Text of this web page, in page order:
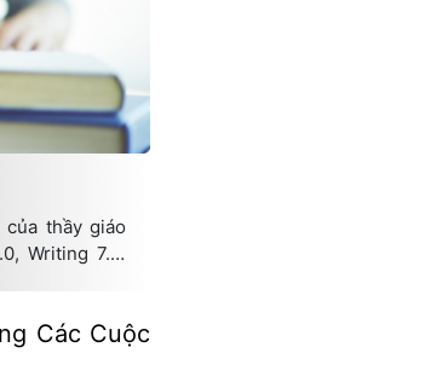
thầy giáo
Writing 7.5,
Các Cuộc